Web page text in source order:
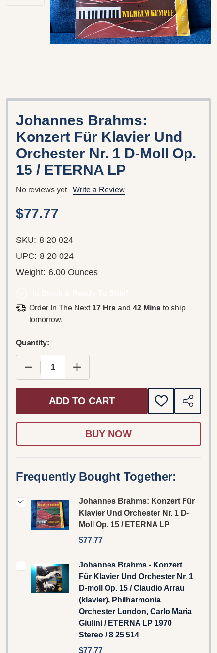
Johannes Brahms:
Konzert Für Klavier Und
Orchester Nr. 1 D-Moll Op.
15 / ETERNA LP
No reviews yet Write a Review
$77.77
SKU: 8 20 024
UPC: 8 20 024
Weight: 6.00 Ounces
Order In The Next 17 Hrs and42 Mins to ship
tomorrow.
Quantity:
DECREASE QUANTITY OF JOHANNES BRAHMS:
INCREASE QUANTITY OF
ADD TO CART
ADD
TO
SHARE
Frequently Bought Together:
Johannes Brahms: Konzert Für
Klavier Und Orchester Nr. 1 D-
Moll Op. 15 / ETERNA LP
$77.77
Johannes Brahms - Konzert
Für Klavier Und Orchester Nr. 1
D-moll Op. 15 / Claudio Arrau
(klavier), Philharmonia
Orchester London, Carlo Maria
Giulini / ETERNA LP 1970
Stereo / 8 25 514
$77.77